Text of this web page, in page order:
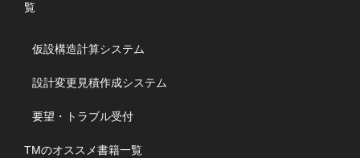
覧
仮設構造計算システム
設計変更見積作成システム
要望・トラブル受付
TMのオススメ書籍一覧